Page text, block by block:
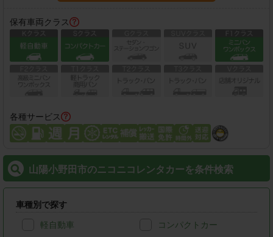
保有車両クラス
各種サービス
山陽小野田市のニコニコレンタカーを条件検索
車種別で探す
軽自動車 コンパクトカー